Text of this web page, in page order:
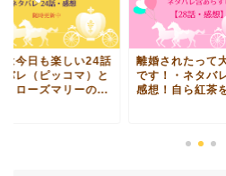
しい24話
コマ）と
リーの...
離婚されたって大金持ち
です！・ネタバレ28話と
感想！自ら紅茶を振る...